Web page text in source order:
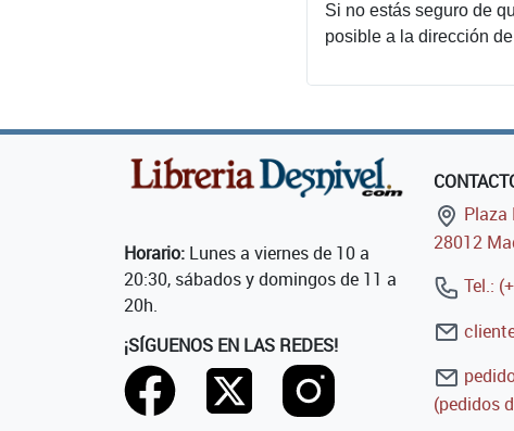
Si no estás seguro de
posible a la dirección
Horario: Lunes a viernes de 10 a
20:30, sábados y domingos de 11 a
20h.
¡SÍGUENOS EN LAS REDES!
Plaza
28012
Tel.:
(pedidos